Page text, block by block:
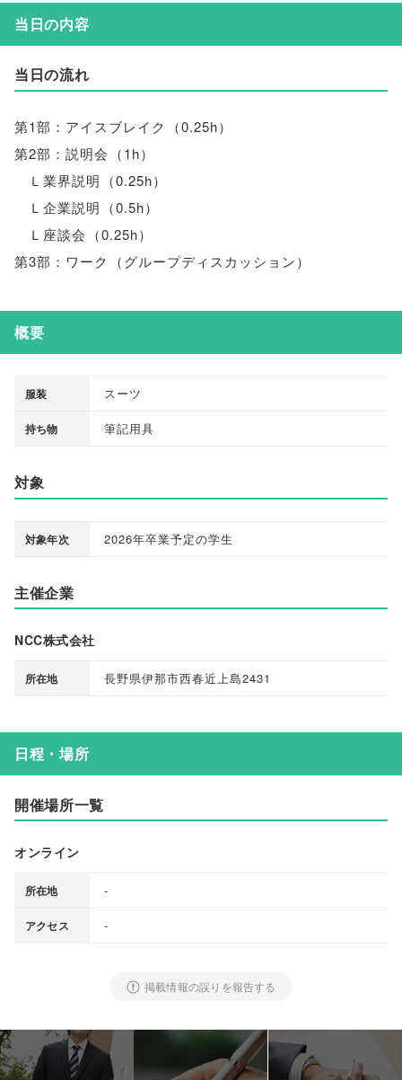
当日の内容
当日の流れ
第1部：アイスブレイク （0.25h）
第2部：説明会 （1h）
Ｌ業界説明 （0.25h）
Ｌ企業説明 （0.5h）
Ｌ座談会 （0.25h）
第3部：ワーク
（グループディスカッション）
概要
服装 スーツ
持ち物 筆記用具
対象
対象年次 2026年卒業予定の学生
主催企業
NCC株式会社
所在地 長野県伊那市西春近上島2431
日程・場所
開催場所一覧
オンライン
所在地 -
アクセス -
掲載情報の誤りを報告する